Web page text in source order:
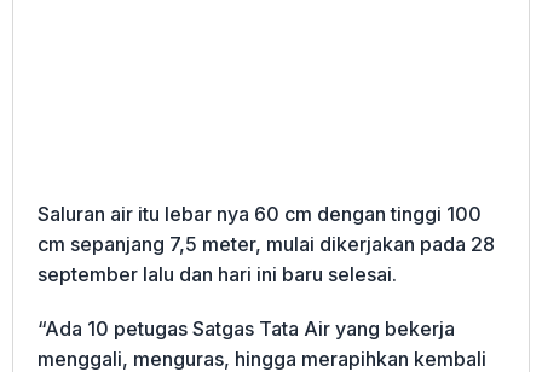
Saluran air itu lebar nya 60 cm dengan tinggi 100
cm sepanjang 7,5 meter, mulai dikerjakan pada 28
september lalu dan hari ini baru selesai.
“Ada 10 petugas Satgas Tata Air yang bekerja
menggali, menguras, hingga merapihkan kembali